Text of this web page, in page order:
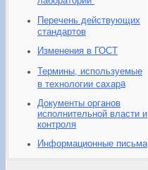
Перечень действующих
стандартов
Изменения в ГОСТ
Термины, используемые
в технологии сахара
Документы органов
исполнительной власти и
контроля
Информационные письма